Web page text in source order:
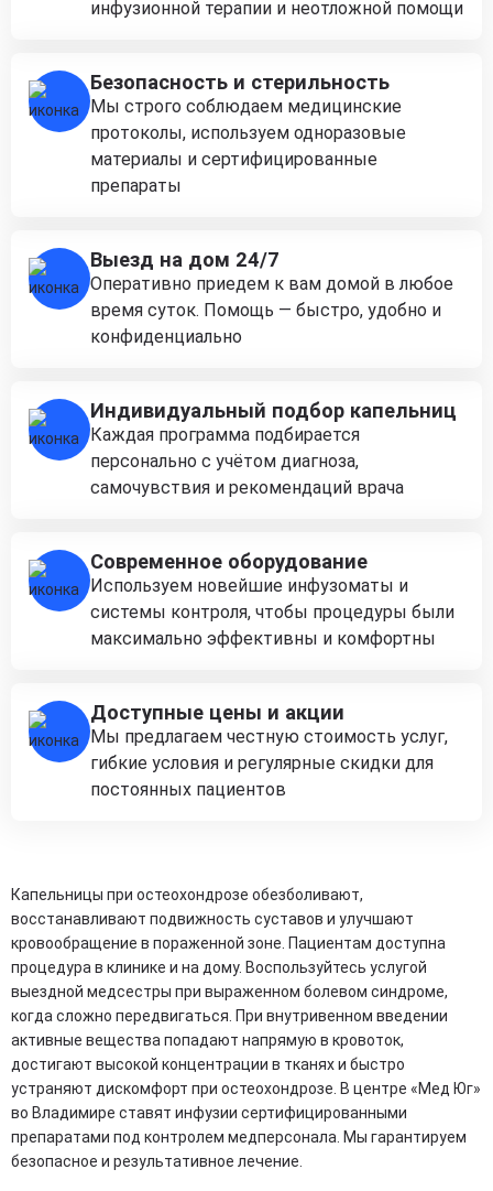
инфузионной терапии и неотложной помощи
Безопасность и стерильность
Мы строго соблюдаем медицинские
протоколы, используем одноразовые
материалы и сертифицированные
препараты
Выезд на дом 24/7
Оперативно приедем к вам домой в любое
время суток. Помощь — быстро, удобно и
конфиденциально
Индивидуальный подбор капельниц
Каждая программа подбирается
персонально с учётом диагноза,
самочувствия и рекомендаций врача
Современное оборудование
Используем новейшие инфузоматы и
системы контроля, чтобы процедуры были
максимально эффективны и комфортны
Доступные цены и акции
Мы предлагаем честную стоимость услуг,
гибкие условия и регулярные скидки для
постоянных пациентов
Капельницы при остеохондрозе обезболивают,
восстанавливают подвижность суставов и улучшают
кровообращение в пораженной зоне. Пациентам доступна
процедура в клинике и на дому. Воспользуйтесь услугой
выездной медсестры при выраженном болевом синдроме,
когда сложно передвигаться. При внутривенном введении
активные вещества попадают напрямую в кровоток,
достигают высокой концентрации в тканях и быстро
устраняют дискомфорт при остеохондрозе. В центре «Мед Юг»
во Владимире ставят инфузии сертифицированными
препаратами под контролем медперсонала. Мы гарантируем
безопасное и результативное лечение.